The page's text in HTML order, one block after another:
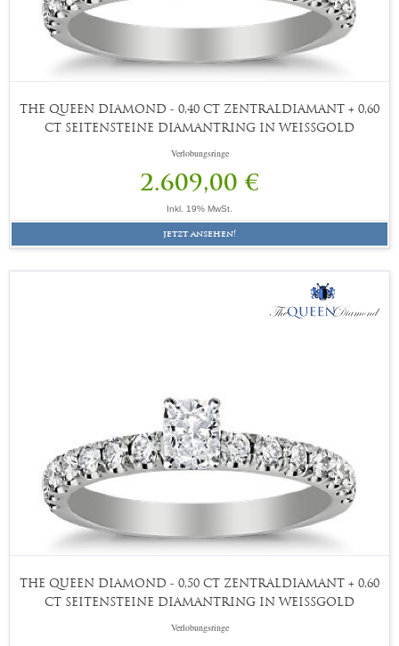
THE QUEEN DIAMOND - 0,40 CT ZENTRALDIAMANT + 0,60
CT SEITENSTEINE DIAMANTRING IN WEISSGOLD
Verlobungsringe
2.609,00 €
Inkl. 19% MwSt.
jetzt ansehen!
THE QUEEN DIAMOND - 0,50 CT ZENTRALDIAMANT + 0,60
CT SEITENSTEINE DIAMANTRING IN WEISSGOLD
Verlobungsringe